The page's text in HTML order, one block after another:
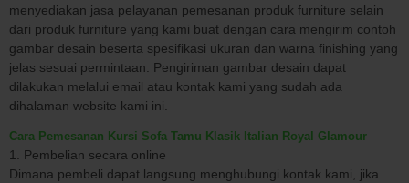
menyediakan jasa pelayanan pemesanan produk furniture selain
dari produk furniture yang kami buat dengan cara mengirim contoh
gambar desain beserta spesifikasi ukuran dan warna finishing yang
jelas sesuai permintaan. Pengiriman gambar desain dapat
dilakukan melalui email atau kontak kami yang sudah ada
dihalaman website kami ini.
Cara Pemesanan Kursi Sofa Tamu Klasik Italian Royal Glamour
1. Pembelian secara online
Dimana pembeli dapat langsung menghubungi kontak kami, jika